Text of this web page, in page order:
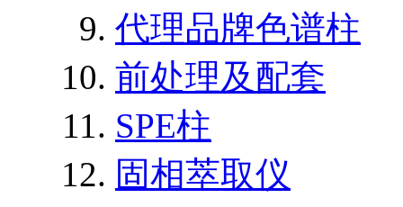
代理品牌色谱柱
前处理及配套
SPE柱
固相萃取仪